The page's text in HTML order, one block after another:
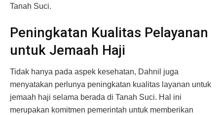
Tanah Suci.
Peningkatan Kualitas Pelayanan
untuk Jemaah Haji
Tidak hanya pada aspek kesehatan, Dahnil juga
menyatakan perlunya peningkatan kualitas layanan untuk
jemaah haji selama berada di Tanah Suci. Hal ini
merupakan komitmen pemerintah untuk memberikan